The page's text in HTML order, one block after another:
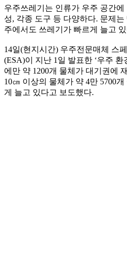
우주쓰레기는 인류가 우주 공간에
성, 각종 도구 등 다양하다. 문제
주에서도 쓰레기가 빠르게 늘고
14일(현지시간) 우주전문매체 스
(ESA)이 지난 1일 발표한 ‘우주 환
에만 약 1200개 물체가 대기권에
10㎝ 이상의 물체가 약 4만 5700
게 늘고 있다고 보도했다.